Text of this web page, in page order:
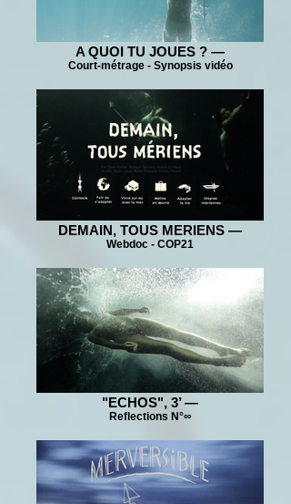
A QUOI TU JOUES ? —
Court-métrage - Synopsis vidéo
DEMAIN, TOUS MERIENS —
Webdoc - COP21
"ECHOS", 3’ —
Reflections N°∞